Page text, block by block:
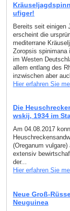
ufiger!
Bereits seit einigen
erscheint die
mediterrane
Zoropsis spinimana
im Westen
allem entlang des
inzwischen aber
Hier erfahren Sie
Die
wskij, 1934 im
Am 04.08.2017
(Oreganum
extensiv
der...
Hier erfahren Sie
Neue Groß-
Neuguinea